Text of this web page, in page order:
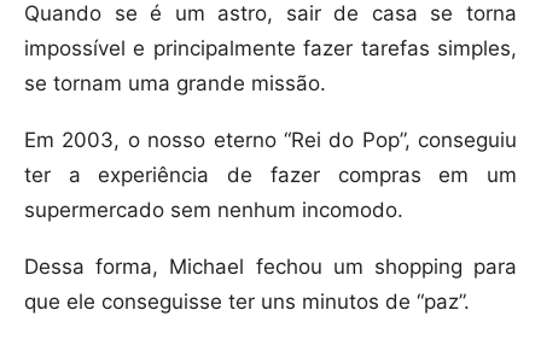
Quando se é um astro, sair de casa se torna
impossível e principalmente fazer tarefas simples,
se tornam uma grande missão.
Em 2003, o nosso eterno “Rei do Pop”, conseguiu
ter a experiência de fazer compras em um
supermercado sem nenhum incomodo.
Dessa forma, Michael fechou um shopping para
que ele conseguisse ter uns minutos de “paz”.